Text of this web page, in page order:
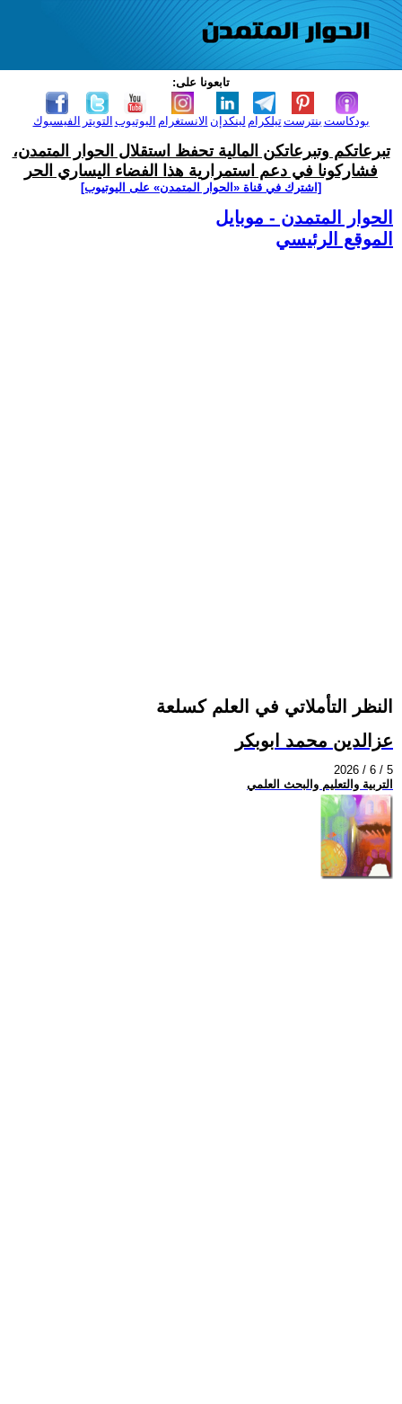
تابعونا على:
الفيسبوك التويتر اليوتيوب الانستغرام لينكدإن تيلكرامبنترست بودكاست
تبرعاتكم وتبرعاتكن المالية تحفظ استقلال الحوار المتمدن،
فشاركونا في دعم استمرارية هذا الفضاء اليساري الحر
[اشترك في قناة ‫«الحوار المتمدن» على اليوتيوب]
الحوار المتمدن - موبايل
الموقع الرئيسي
النظر التأملاتي في العلم كسلعة
عزالدين محمد ابوبكر
2026 / 6 / 5
التربية والتعليم والبحث العلمي